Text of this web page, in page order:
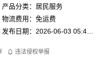
产品分类：居民服务
物流费用：免运费
违法侵权举报